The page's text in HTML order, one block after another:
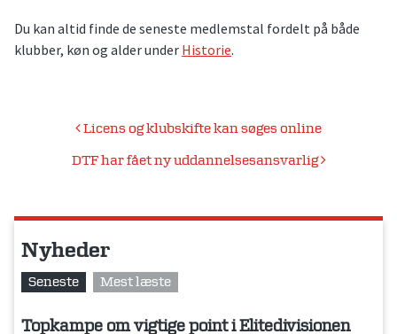
Du kan altid finde de seneste medlemstal fordelt på både
klubber, køn og alder under Historie.
Indlægsnavigation
Licens og klubskifte kan søges online
DTF har fået ny uddannelsesansvarlig
Nyheder
Seneste Mest læste
Topkampe om vigtige point i Elitedivisionen